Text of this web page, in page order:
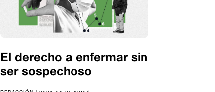
El derecho a enfermar sin
ser sospechoso